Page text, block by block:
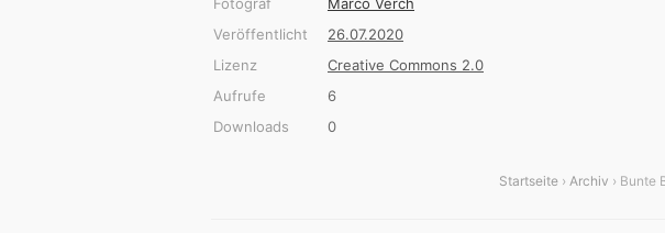
Fotograf
Marco Verch
Veröffentlicht
26.07.2020
Lizenz
Creative Commons 2.0
Aufrufe
6
Downloads
0
Startseite› Archiv › Bunte